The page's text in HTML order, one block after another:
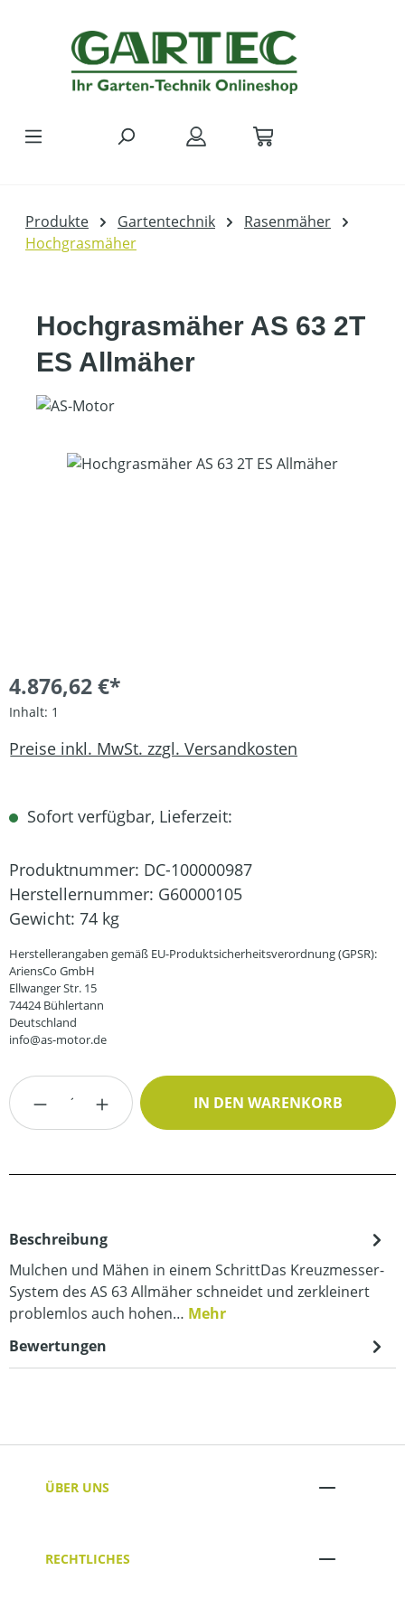
Produkte Gartentechnik
Rasenmäher
Hochgrasmäher
Hochgrasmäher AS 63 2T
ES Allmäher
Bildergalerie überspringen
4.876,62 €*
Inhalt: 1
Preise inkl. MwSt. zzgl. Versandkosten
Sofort verfügbar, Lieferzeit:
Produktnummer: DC-100000987
Herstellernummer: G60000105
Gewicht: 74 kg
Herstellerangaben gemäß EU-Produktsicherheitsverordnung (GPSR):
AriensCo GmbH
Ellwanger Str. 15
74424 Bühlertann
Deutschland
info@as-motor.de
Produkt Anzahl: Gib den gewünschten
IN DEN WARENKORB
Beschreibung
Mulchen und Mähen in einem SchrittDas Kreuzmesser-
System des AS 63 Allmäher schneidet und zerkleinert
problemlos auch hohen… Mehr
Bewertungen
ÜBER UNS
RECHTLICHES